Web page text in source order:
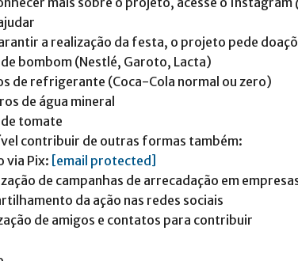
a realização da festa, o projeto pede
de bombom (Nestlé, Garoto, Lacta)
de refrigerante (Coca-Cola normal ou zero)
de água mineral
tomate
contribuir de outras formas também:
via Pix: [email protected]
de campanhas de arrecadação em
da ação nas redes sociais
de amigos e contatos para contribuir